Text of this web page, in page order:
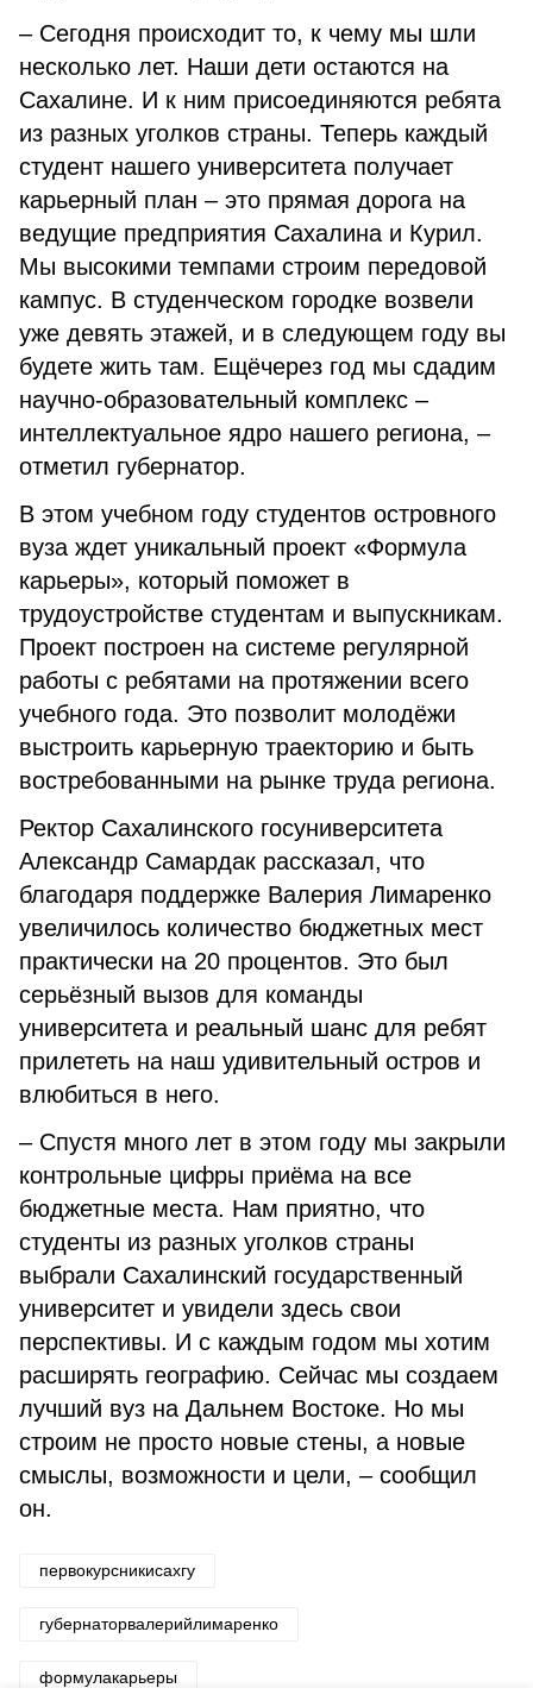
– Сегодня происходит то, к чему мы шли
несколько лет. Наши дети остаются на
Сахалине. И к ним присоединяются ребята
из разных уголков страны. Теперь каждый
студент нашего университета получает
карьерный план – это прямая дорога на
ведущие предприятия Сахалина и Курил.
Мы высокими темпами строим передовой
кампус. В студенческом городке возвели
уже девять этажей, и в следующем году вы
будете жить там. Ещёчерез год мы сдадим
научно-образовательный комплекс –
интеллектуальное ядро нашего региона, –
отметил губернатор.
В этом учебном году студентов островного
вуза ждет уникальный проект «Формула
карьеры», который поможет в
трудоустройстве студентам и выпускникам.
Проект построен на системе регулярной
работы с ребятами на протяжении всего
учебного года. Это позволит молодёжи
выстроить карьерную траекторию и быть
востребованными на рынке труда региона.
Ректор Сахалинского госуниверситета
Александр Самардак рассказал, что
благодаря поддержке Валерия Лимаренко
увеличилось количество бюджетных мест
практически на 20 процентов. Это был
серьёзный вызов для команды
университета и реальный шанс для ребят
прилететь на наш удивительный остров и
влюбиться в него.
– Спустя много лет в этом году мы закрыли
контрольные цифры приёма на все
бюджетные места. Нам приятно, что
студенты из разных уголков страны
выбрали Сахалинский государственный
университет и увидели здесь свои
перспективы. И с каждым годом мы хотим
расширять географию. Сейчас мы создаем
лучший вуз на Дальнем Востоке. Но мы
строим не просто новые стены, а новые
смыслы, возможности и цели, – сообщил
он.
первокурсникисахгу
губернаторвалерийлимаренко
формулакарьеры